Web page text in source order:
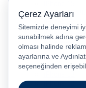
iPhone 15 Plus
iPhone 15 Pro
iPhone 15
iPhone 14
iPhone 14
iPhone 14
iPhone 14
iPhone 12